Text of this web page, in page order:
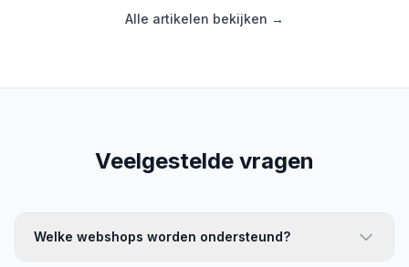
Alle artikelen bekijken →
Veelgestelde vragen
Welke webshops worden ondersteund?